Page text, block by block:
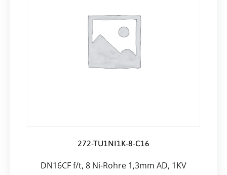
272-TU1NI1K-8-C16
DN16CF f/t, 8 Ni-Rohre 1,3mm AD, 1KV